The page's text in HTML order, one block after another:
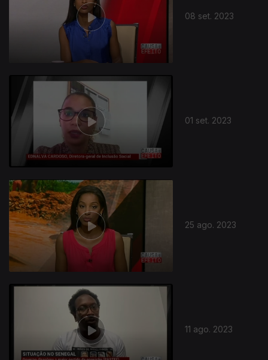
08 set. 2023
01 set. 2023
25 ago. 2023
11 ago. 2023